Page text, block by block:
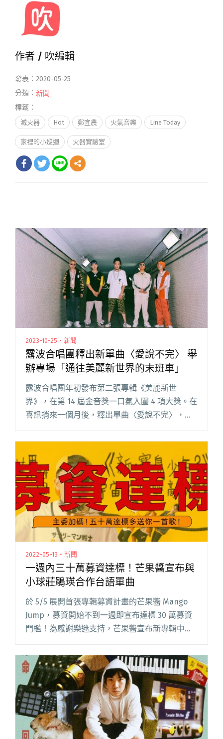
作者 / 吹編輯
發表：2020-05-25
分類： 新聞
標籤：
滅火器 Hot 鄭宜農 火氣音樂 Line Today
家裡的小巡迴 火器實驗室
2023-10-25・新聞
露波合唱團釋出新單曲〈愛說不完〉 舉
辦專場「通往美麗新世界的末班車」
露波合唱團年初發布第二張專輯《美麗新世
界》，在第 14 屆金音獎一口氣入圍 4 項大獎。在
喜訊捎來一個月後，釋出單曲〈愛說不完〉，融
合 R&B、Hip-Hop 元素曲風，唱出戀人不想分
離、渴望緊緊依偎的心境。「再見」兩字對相愛
的人而閱讀全文 "露波合唱團釋出新單曲〈愛說
不完〉 舉辦專場「通往美麗新世界的末班車」"
2022-05-13・新聞
一週內三十萬募資達標！芒果醬宣布與
小球莊鵑瑛合作台語單曲
於 5/5 展開首張專輯募資計畫的芒果醬 Mango
Jump，募資開始不到一週即宣布達標 30 萬募資
門檻！為感謝樂迷支持，芒果醬宣布新專輯中將
還在猶豫的歌迷朋友加入募資計畫，芒果醬也做
出加碼承諾閱讀全文 "一週內三十萬募資達標！
芒果醬宣布與小球莊鵑瑛合作台語單曲"